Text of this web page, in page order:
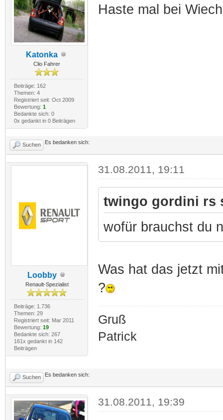
Katonka
Clio Fahrer
Beiträge: 162
Themen: 4
Registriert seit: Oct 2009
Bewertung: 1
Bedankte sich: 0
0x gedankt in 0 Beiträgen
Haste mal bei
Suchen Es bedanken sich:
Loobby
Renault-Spezialist
Beiträge: 1.736
Themen: 29
Registriert seit: Mar 2011
Bewertung: 19
Bedankte sich: 267
161x gedankt in 142
Beiträgen
31.08.2011, 19:11
twingo gordini rs
wofür brauchst du
Was hat das jetzt
?
Gruß
Patrick
Suchen Es bedanken sich:
31.08.2011, 19:39